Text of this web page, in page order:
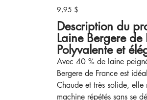
Prix
9,95 $
Description du
Laine Bergere de
Polyvalente et
Avec 40 % de laine
Bergere de France est
Chaude et très solide, elle
machine répétés sans se